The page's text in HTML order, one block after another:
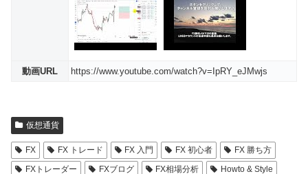
動画URL https://www.youtube.com/watch?v=IpRY_eJMwjs
仮想通貨
FX FX トレード FX 入門 FX 初心者
FX 勝ち方
FXトレーダー
FXブログ FX相場分析
Howto & Style